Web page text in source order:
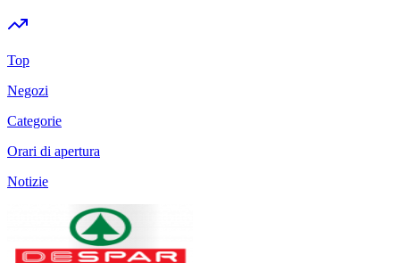
Top
Negozi
Categorie
Orari di apertura
Notizie